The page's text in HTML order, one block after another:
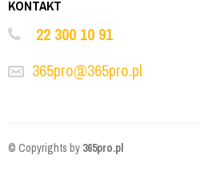
KONTAKT
22 300 10 91
365pro@365pro.pl
© Copyrights by 365pro.pl